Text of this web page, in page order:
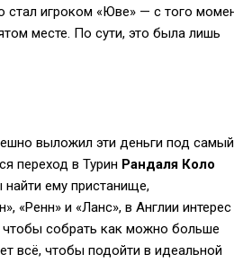
стал игроком «Юве» — с того
месте. По сути, это была лишь
выложил эти деньги под самый
переход в Турин Рандаля Коло
ему пристанище,
«Ренн» и «Ланс», в Англии интерес
чтобы собрать как можно больше
всё, чтобы подойти в идеальной